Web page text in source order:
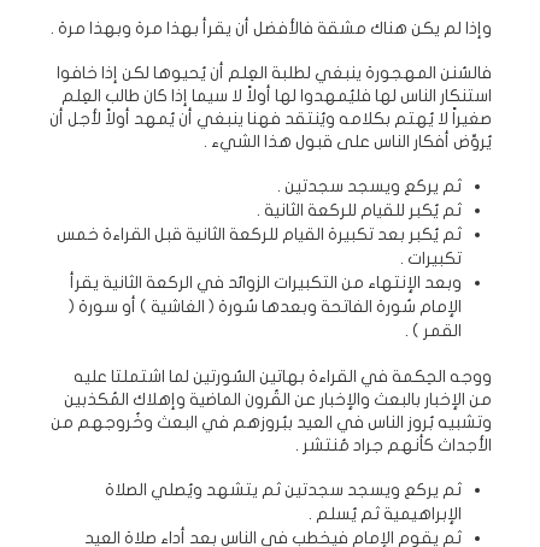
وإذا لم يكن هناك مشقة فالأفضل أن يقرأ بهذا مرة وبهذا مرة .
فالسُنن المهجورة ينبغي لطلبة العِلم أن يُحيوها لكن إذا خافوا
استنكار الناس لها فليُمهدوا لها أولاً لا سيما إذا كان طالب العِلم
صغيراً لا يُهتم بكلامه ويُنتقد فهنا ينبغي أن يُمهد أولاً لأجل أن
يُروِّض أفكار الناس على قبول هذا الشيء .
ثم يركع ويسجد سجدتين .
ثم يُكبر للقيام للركعة الثانية .
ثم يُكبر بعد تكبيرة القيام للركعة الثانية قبل القراءة خمس
تكبيرات .
وبعد الإنتهاء من التكبيرات الزوائد في الركعة الثانية يقرأ
الإمام سُورة الفاتحة وبعدها سُورة ( الغاشية ) أو سورة (
القمر ) .
ووجه الحِكمة في القراءة بهاتين السُورتين لما اشتملتا عليه
من الإخبار بالبعث والإخبار عن القُرون الماضية وإهلاك المُكذبين
وتشبيه بُروز الناس في العيد ببُروزهم في البعث وخُروجهم من
الأجداث كأنهم جراد مُنتشر .
ثم يركع ويسجد سجدتين ثم يتشهد ويُصلي الصلاة
الإبراهيمية ثم يُسلم .
ثم يقوم الإمام فيخطب في الناس بعد أداء صلاة العيد